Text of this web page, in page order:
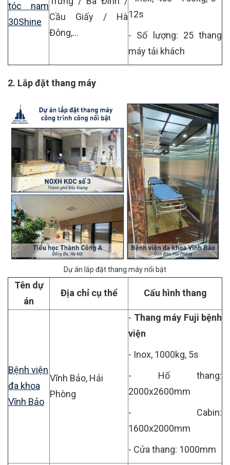
tóc nam
30Shine
Cầu Giấy / Hà
Đông,...
12s
- Số lượng: 25 thang
máy tải khách
2. Lắp đặt thang máy
Dự án lắp đặt thang máy nổi bật
Tên dự
án
Địa chỉ cụ thể Cấu hình thang
Bệnh viện
đa khoa
Vĩnh Bảo
Vĩnh Bảo, Hải
Phòng
- Thang máy Fuji bệnh
viện
- Inox, 1000kg, 5s
- Hố thang:
2000x2600mm
- Cabin:
1600x2000mm
- Cửa thang: 1000mm